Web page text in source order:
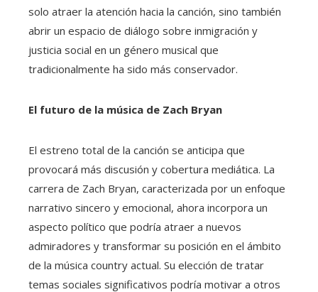
solo atraer la atención hacia la canción, sino también
abrir un espacio de diálogo sobre inmigración y
justicia social en un género musical que
tradicionalmente ha sido más conservador.
El futuro de la música de Zach Bryan
El estreno total de la canción se anticipa que
provocará más discusión y cobertura mediática. La
carrera de Zach Bryan, caracterizada por un enfoque
narrativo sincero y emocional, ahora incorpora un
aspecto político que podría atraer a nuevos
admiradores y transformar su posición en el ámbito
de la música country actual. Su elección de tratar
temas sociales significativos podría motivar a otros